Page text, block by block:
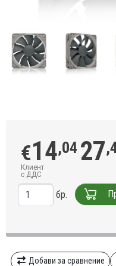
€14,04 27
Клиент
с ДДС
бр.
Добави за сравнение